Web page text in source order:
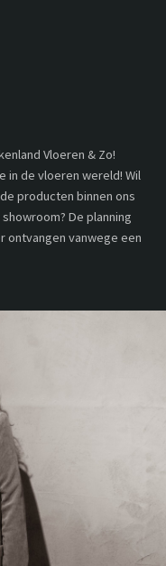
Vloeren & Zo!
in de vloeren wereld! Wil
producten binnen ons
De planning
ontvangen vanwege een